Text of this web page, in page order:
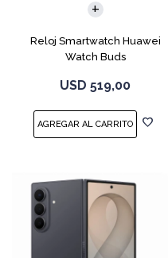
Reloj Smartwatch Huawei
Watch Buds
USD 519,00